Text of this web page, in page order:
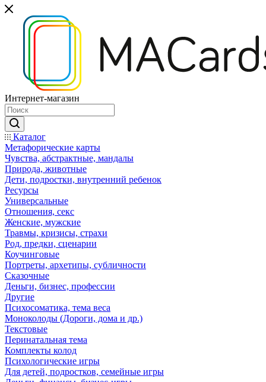
Интернет-магазин
Каталог
Mетафорические карты
Чувства, абстрактные, мандалы
Природа, животные
Дети, подростки, внутренний ребенок
Ресурсы
Универсальные
Отношения, секс
Женские, мужские
Травмы, кризисы, страхи
Род, предки, сценарии
Коучинговые
Портреты, архетипы, субличности
Сказочные
Деньги, бизнес, профессии
Другие
Психосоматика, тема веса
Моноколоды (Дороги, дома и др.)
Текстовые
Перинатальная тема
Комплекты колод
Психологические игры
Для детей, подростков, семейные игры